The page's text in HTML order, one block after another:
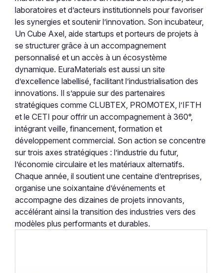
laboratoires et d’acteurs institutionnels pour favoriser
les synergies et soutenir l’innovation. Son incubateur,
Un Cube Axel, aide startups et porteurs de projets à
se structurer grâce à un accompagnement
personnalisé et un accès à un écosystème
dynamique. EuraMaterials est aussi un site
d’excellence labellisé, facilitant l’industrialisation des
innovations. Il s’appuie sur des partenaires
stratégiques comme CLUBTEX, PROMOTEX, l’IFTH
et le CETI pour offrir un accompagnement à 360°,
intégrant veille, financement, formation et
développement commercial. Son action se concentre
sur trois axes stratégiques : l’industrie du futur,
l’économie circulaire et les matériaux alternatifs.
Chaque année, il soutient une centaine d’entreprises,
organise une soixantaine d’événements et
accompagne des dizaines de projets innovants,
accélérant ainsi la transition des industries vers des
modèles plus performants et durables.